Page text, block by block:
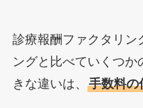
診療報酬ファクタリン
ングと比べていくつ
きな違いは、 手数料の